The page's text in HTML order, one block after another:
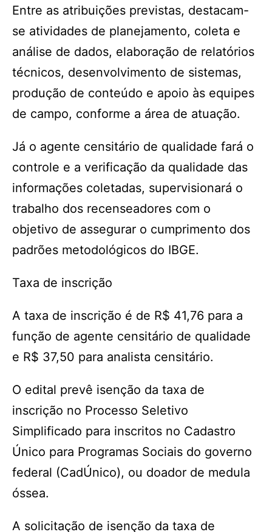
Entre as atribuições previstas, destacam-
se atividades de planejamento, coleta e
análise de dados, elaboração de relatórios
técnicos, desenvolvimento de sistemas,
produção de conteúdo e apoio às equipes
de campo, conforme a área de atuação.
Já o agente censitário de qualidade fará o
controle e a verificação da qualidade das
informações coletadas, supervisionará o
trabalho dos recenseadores com o
objetivo de assegurar o cumprimento dos
padrões metodológicos do IBGE.
Taxa de inscrição
A taxa de inscrição é de R$ 41,76 para a
função de agente censitário de qualidade
e R$ 37,50 para analista censitário.
O edital prevê isenção da taxa de
inscrição no Processo Seletivo
Simplificado para inscritos no Cadastro
Único para Programas Sociais do governo
federal (CadÚnico), ou doador de medula
óssea.
A solicitação de isenção da taxa de